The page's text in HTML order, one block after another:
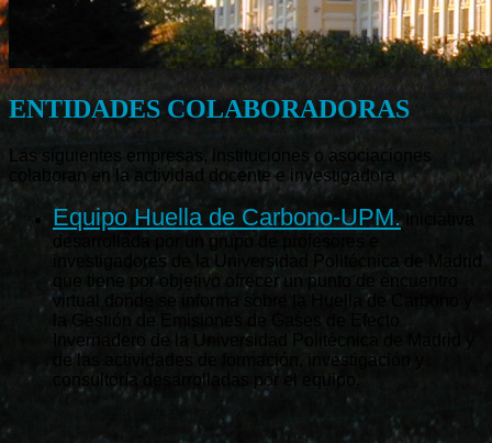
ENTIDADES COLABORADORAS
Las siguientes empresas, instituciones o asociaciones
colaboran en la actividad docente e investigadora
Equipo Huella de Carbono-UPM.Iniciativa
desarrollada por un grupo de profesores e
investigadores de la Universidad Politécnica de Madrid
que tiene por objetivo ofrecer un punto de encuentro
virtual donde se informa sobre la Huella de Carbono y
la Gestión de Emisiones de Gases de Efecto
Invernadero de la Universidad Politécnica de Madrid y
de las actividades de formación, investigación y
consultoría desarrolladas por el equipo.